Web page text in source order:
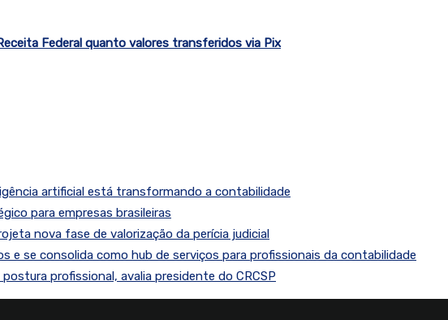
Federal quanto valores transferidos via Pix
artificial está transformando a contabilidade
para empresas brasileiras
nova fase de valorização da perícia judicial
e se consolida como hub de serviços para profissionais da contabilidade
profissional, avalia presidente do CRCSP